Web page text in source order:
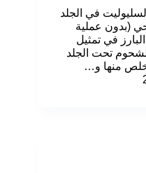
في الجلد
(بدون عملية
في تمثيل
تحت الجلد
منها و…